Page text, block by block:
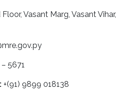
Vasant Marg, Vasant Vihar,
5671
+(91) 9899 018138